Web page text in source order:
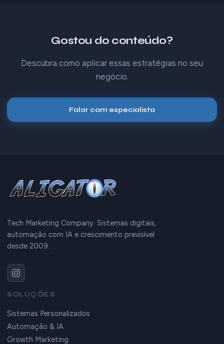
Gostou do conteúdo?
Descubra como aplicar essas estratégias no seu
negócio.
Falar com especialista
Tech Marketing Company. Sistemas digitais,
automação com IA e crescimento previsível
desde 2009.
SOLUÇÕES
Sistemas Personalizados
Automação & IA
Growth Marketing